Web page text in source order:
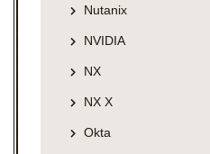
Nutanix
NVIDIA
NX
NX X
Okta